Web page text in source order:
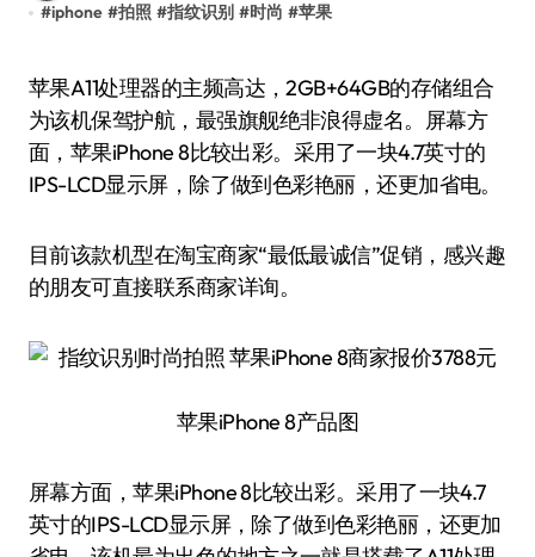
#iphone #拍照 #指纹识别 #时尚 #苹果
苹果A11处理器的主频高达，2GB+64GB的存储组合
为该机保驾护航，最强旗舰绝非浪得虚名。屏幕方
面，苹果iPhone 8比较出彩。采用了一块4.7英寸的
IPS-LCD显示屏，除了做到色彩艳丽，还更加省电。
目前该款机型在淘宝商家“最低最诚信”促销，感兴趣
的朋友可直接联系商家详询。
苹果iPhone 8产品图
屏幕方面，苹果iPhone 8比较出彩。采用了一块4.7
英寸的IPS-LCD显示屏，除了做到色彩艳丽，还更加